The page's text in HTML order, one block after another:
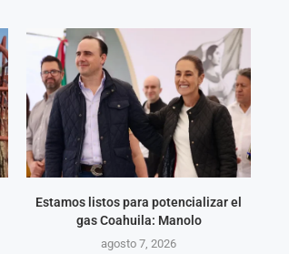
Estamos listos para potencializar el
gas Coahuila: Manolo
agosto 7, 2026